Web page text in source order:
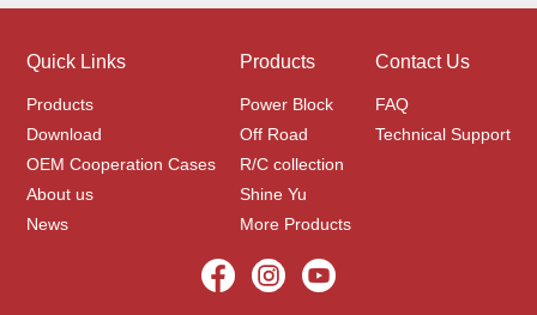
Quick Links
Products
Download
OEM Cooperation Cases
About us
News
Products
Power Block
Off Road
R/C collection
Shine Yu
More Products
Contact Us
FAQ
Technical Support